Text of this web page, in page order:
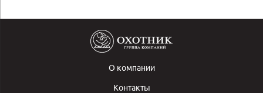
О компании
Контакты